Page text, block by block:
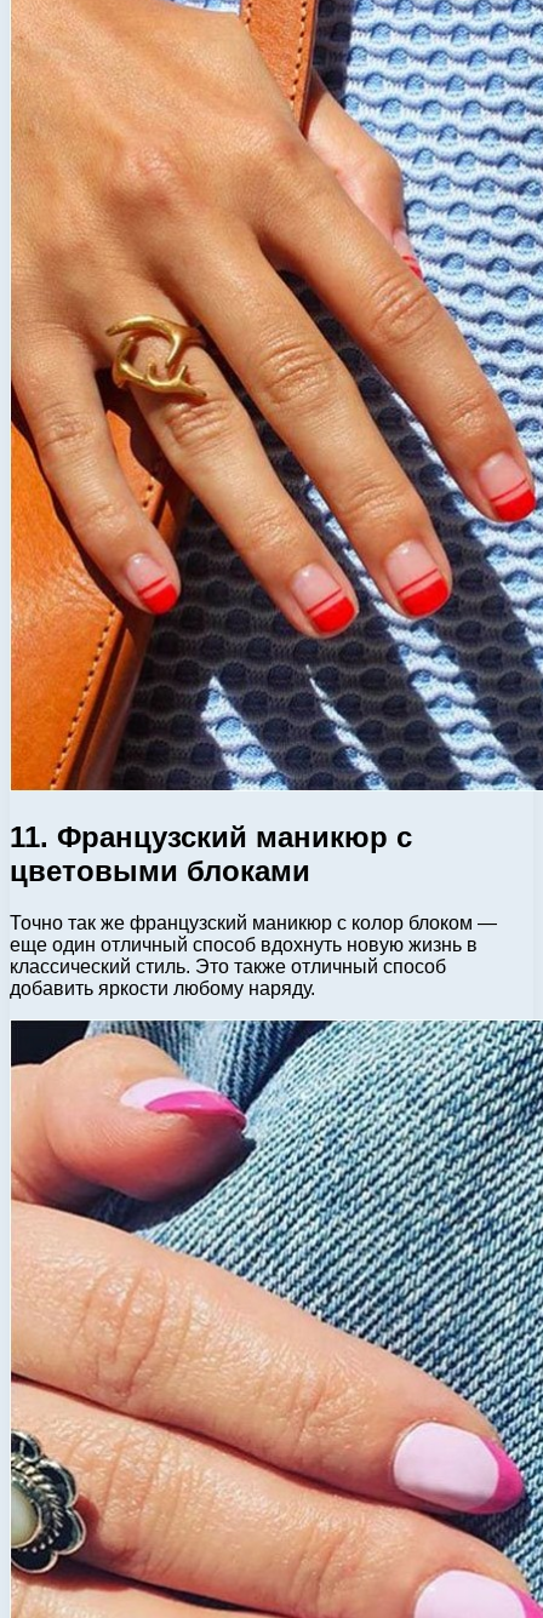
11. Французский маникюр с
цветовыми блоками
Точно так же французский маникюр с колор блоком —
еще один отличный способ вдохнуть новую жизнь в
классический стиль. Это также отличный способ
добавить яркости любому наряду.